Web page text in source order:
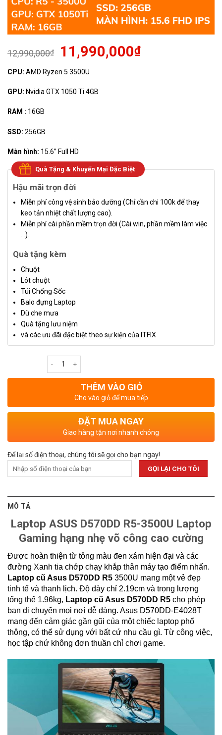
12,990,000₫ 11,990,000₫
CPU: AMD Ryzen 5 3500U
GPU: Nvidia GTX 1050 Ti 4GB
RAM : 16GB
SSD: 256GB
Màn hình: 15.6” Full HD
Quà Tặng & Khuyến Mại Đặc Biệt
Hậu mãi trọn đời
Miễn phí công vệ sinh bảo dưỡng (Chỉ cần chi 100k để thay
keo tản nhiệt chất lượng cao).
Miễn phí cài phần mềm trọn đời (Cài win, phần mềm làm việc
…).
Quà tặng kèm
Chuột
Lót chuột
Túi Chống Sốc
Balo đựng Laptop
Dù che mưa
Quà tặng lưu niệm
và các ưu đãi đặc biệt theo sự kiện của ITFIX
THÊM VÀO GIỎ
Cho vào giỏ để mua tiếp
ĐẶT MUA NGAY
Giao hàng tận nơi nhanh chóng
Để lại số điện thoại, chúng tôi sẽ gọi cho bạn ngay!
MÔ TẢ
Laptop ASUS D570DD R5-3500U Laptop
Gaming hạng nhẹ võ công cao cường
Được hoàn thiện từ tông màu đen xám hiện đại và các
đường Xanh tia chớp chạy khắp thân máy tạo điểm nhấn.
Laptop cũ Asus D570DD R5 3500U mang một vẻ đẹp
tinh tế và thanh lịch. Độ dày chỉ 2.19cm và trọng lượng
tổng thể 1.96kg, Laptop cũ Asus D570DD R5 cho phép
bạn di chuyển mọi nơi dễ dàng. Asus D570DD-E4028T
mang đến cảm giác gần gũi của một chiếc laptop phổ
thông, có thể sử dụng với bất cứ nhu cầu gì. Từ công việc,
học tập chứ không đơn thuần chỉ chơi game.